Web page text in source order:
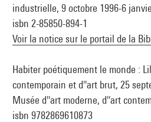
industrielle, 9 octobre 1996-6
isbn 2-85850-894-1
Voir la notice sur le portail de la
Habiter poétiquement le monde :
contemporain et d''art brut, 25
Musée d''art moderne, d''art
isbn 9782869610873